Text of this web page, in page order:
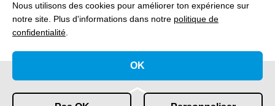
Nous utilisons des cookies pour améliorer ton expérience sur
notre site. Plus d'informations dans notre politique de
confidentialité
OK